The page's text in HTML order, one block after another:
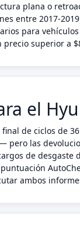
plana o
entre 2017-
para
superior a
el
de ciclos de
las
de desgaste
ambos